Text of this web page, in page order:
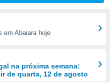
em Abaiara hoje
na próxima semana:
de quarta, 12 de agosto